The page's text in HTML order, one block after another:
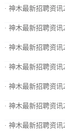
· 神木最新招聘资讯
· 神木最新招聘资讯
· 神木最新招聘资讯
· 神木最新招聘资讯
· 神木最新招聘资讯
· 神木最新招聘资讯
· 神木最新招聘资讯